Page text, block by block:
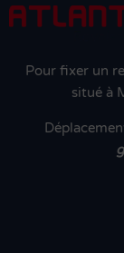
Pour fixer un
situé à